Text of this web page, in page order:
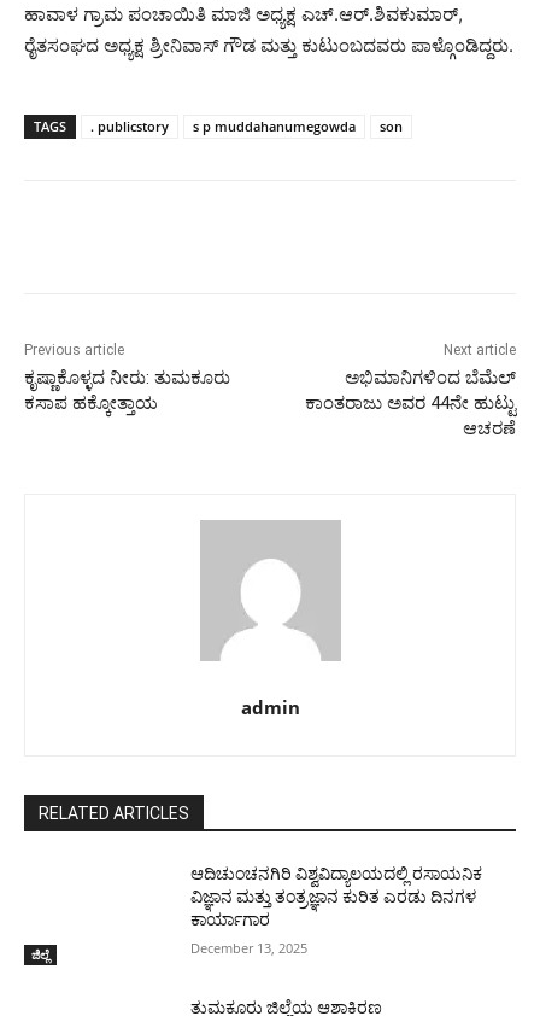
ಹಾವಾಳ ಗ್ರಾಮ ಪಂಚಾಯಿತಿ ಮಾಜಿ ಅಧ್ಯಕ್ಷ ಎಚ್.ಆರ್.ಶಿವಕುಮಾರ್,
ರೈತಸಂಘದ ಅಧ್ಯಕ್ಷ ಶ್ರೀನಿವಾಸ್ ಗೌಡ ಮತ್ತು ಕುಟುಂಬದವರು ಪಾಳ್ಗೊಂಡಿದ್ದರು.
TAGS . publicstory s p muddahanumegowda son
Previous article
ಕೃಷ್ಣಾಕೊಳ್ಳದ ನೀರು: ತುಮಕೂರು
ಕಸಾಪ ಹಕ್ಕೋತ್ತಾಯ
Next article
ಅಭಿಮಾನಿಗಳಿಂದ ಬೆಮೆಲ್
ಕಾಂತರಾಜು ಅವರ 44ನೇ ಹುಟ್ಟು
ಆಚರಣೆ
admin
RELATED ARTICLES
ಜಿಲ್ಲೆ
ಆದಿಚುಂಚನಗಿರಿ ವಿಶ್ವವಿದ್ಯಾಲಯದಲ್ಲಿ ರಸಾಯನಿಕ
ವಿಜ್ಞಾನ ಮತ್ತು ತಂತ್ರಜ್ಞಾನ ಕುರಿತ ಎರಡು ದಿನಗಳ
ಕಾರ್ಯಾಗಾರ
December 13, 2025
ತುಮಕೂರು ಜಿಲ್ಲೆಯ ಆಶಾಕಿರಣ